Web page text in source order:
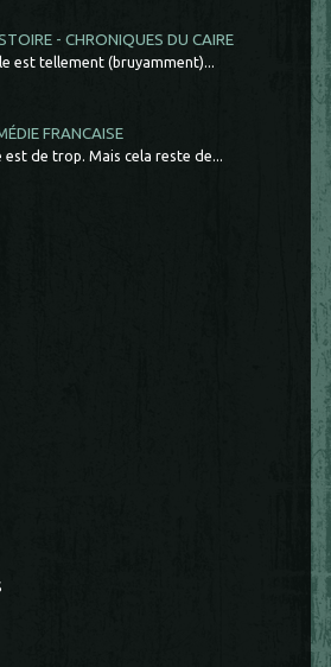
- CHRONIQUES DU CAIRE
est tellement (bruyamment)...
FRANCAISE
de trop. Mais cela reste de...